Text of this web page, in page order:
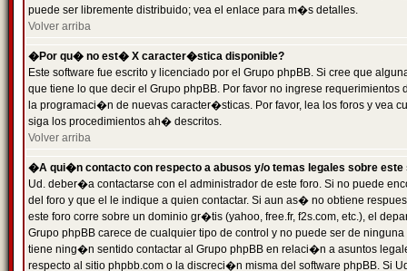
puede ser libremente distribuido; vea el enlace para m�s detalles.
Volver arriba
�Por qu� no est� X caracter�stica disponible?
Este software fue escrito y licenciado por el Grupo phpBB. Si cree que
que tiene lo que decir el Grupo phpBB. Por favor no ingrese
la programaci�n de nuevas caracter�sticas. Por favor, lea los foros y vea
siga los procedimientos ah� descritos.
Volver arriba
�A qui�n contacto con respecto a abusos y/o temas legales sobre este
Ud. deber�a contactarse con el administrador de este foro. Si no puede
del foro y que el le indique a quien contactar. Si aun as� no obtiene
este foro corre sobre un dominio gr�tis (yahoo, free.fr, f2s.com, etc.), el
Grupo phpBB carece de cualquier tipo de control y no puede ser de
tiene ning�n sentido contactar al Grupo phpBB en relaci�n a asuntos
respecto al sitio phpbb.com o la discreci�n misma del software phpBB. Si